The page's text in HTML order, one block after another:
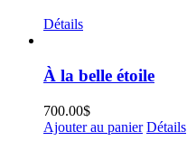
Détails
À la belle étoile
700.00$
Ajouter au panier Détails